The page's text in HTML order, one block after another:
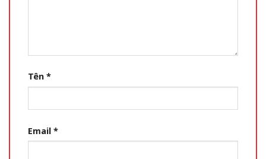
Tên *
Email *